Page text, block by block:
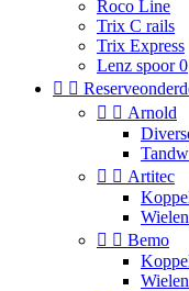
Roco Line
Trix C rails
Trix Express
Lenz spoor 0
 
  Arnold
  Artitec
Wielen
  Bemo
Wielen